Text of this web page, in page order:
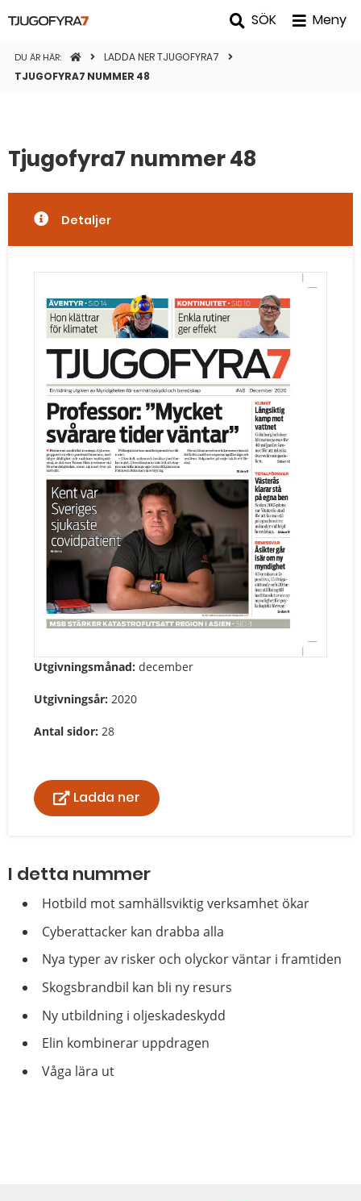
SÖK Meny
DU ÄR HÄR: STARTSIDANLADDA NER TJUGOFYRA7
TJUGOFYRA7 NUMMER 48
Tjugofyra7 nummer 48
Detaljer
Utgivningsmånad: december
Utgivningsår: 2020
Antal sidor: 28
Ladda ner
I detta nummer
Hotbild mot samhällsviktig verksamhet ökar
Cyberattacker kan drabba alla
Nya typer av risker och olyckor väntar i framtiden
Skogsbrandbil kan bli ny resurs
Ny utbildning i oljeskadeskydd
Elin kombinerar uppdragen
Våga lära ut